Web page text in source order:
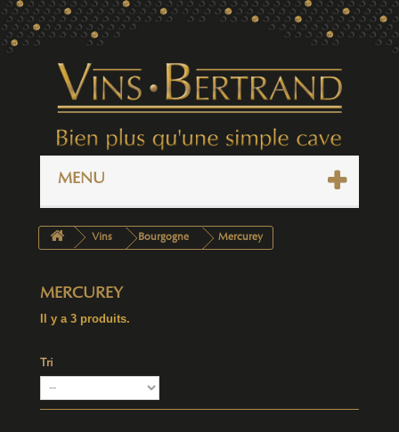
MENU
Vins Bourgogne Mercurey
MERCUREY
Il y a 3 produits.
Tri